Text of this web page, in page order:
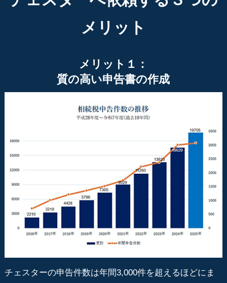
メリット
メリット１：
質の高い申告書の作成
チェスターの申告件数は年間3,000件を超えるほどにま